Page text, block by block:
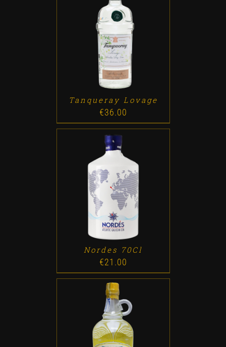
ADD TO CART / DETALLES
Tanqueray Lovage
€36.00
ADD TO CART / DETALLES
Nordes 70Cl
€21.00
ADD TO CART / DETALLES